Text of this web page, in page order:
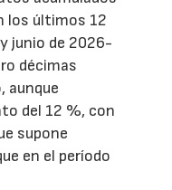
los últimos 12
junio de 2026-
décimas
aunque
del 12 %, con
supone
en el período